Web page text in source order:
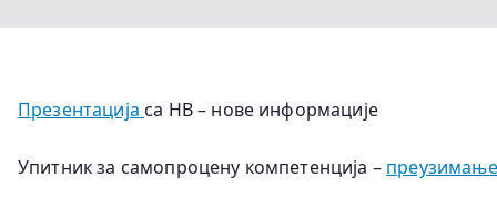
Презентација са НВ – нове информације
Упитник за самопроцену компетенција –